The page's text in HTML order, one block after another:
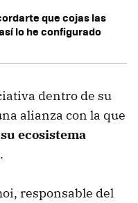
que cojas las
lo he configurado
dentro de su
alianza con la que
ecosistema
.
responsable del